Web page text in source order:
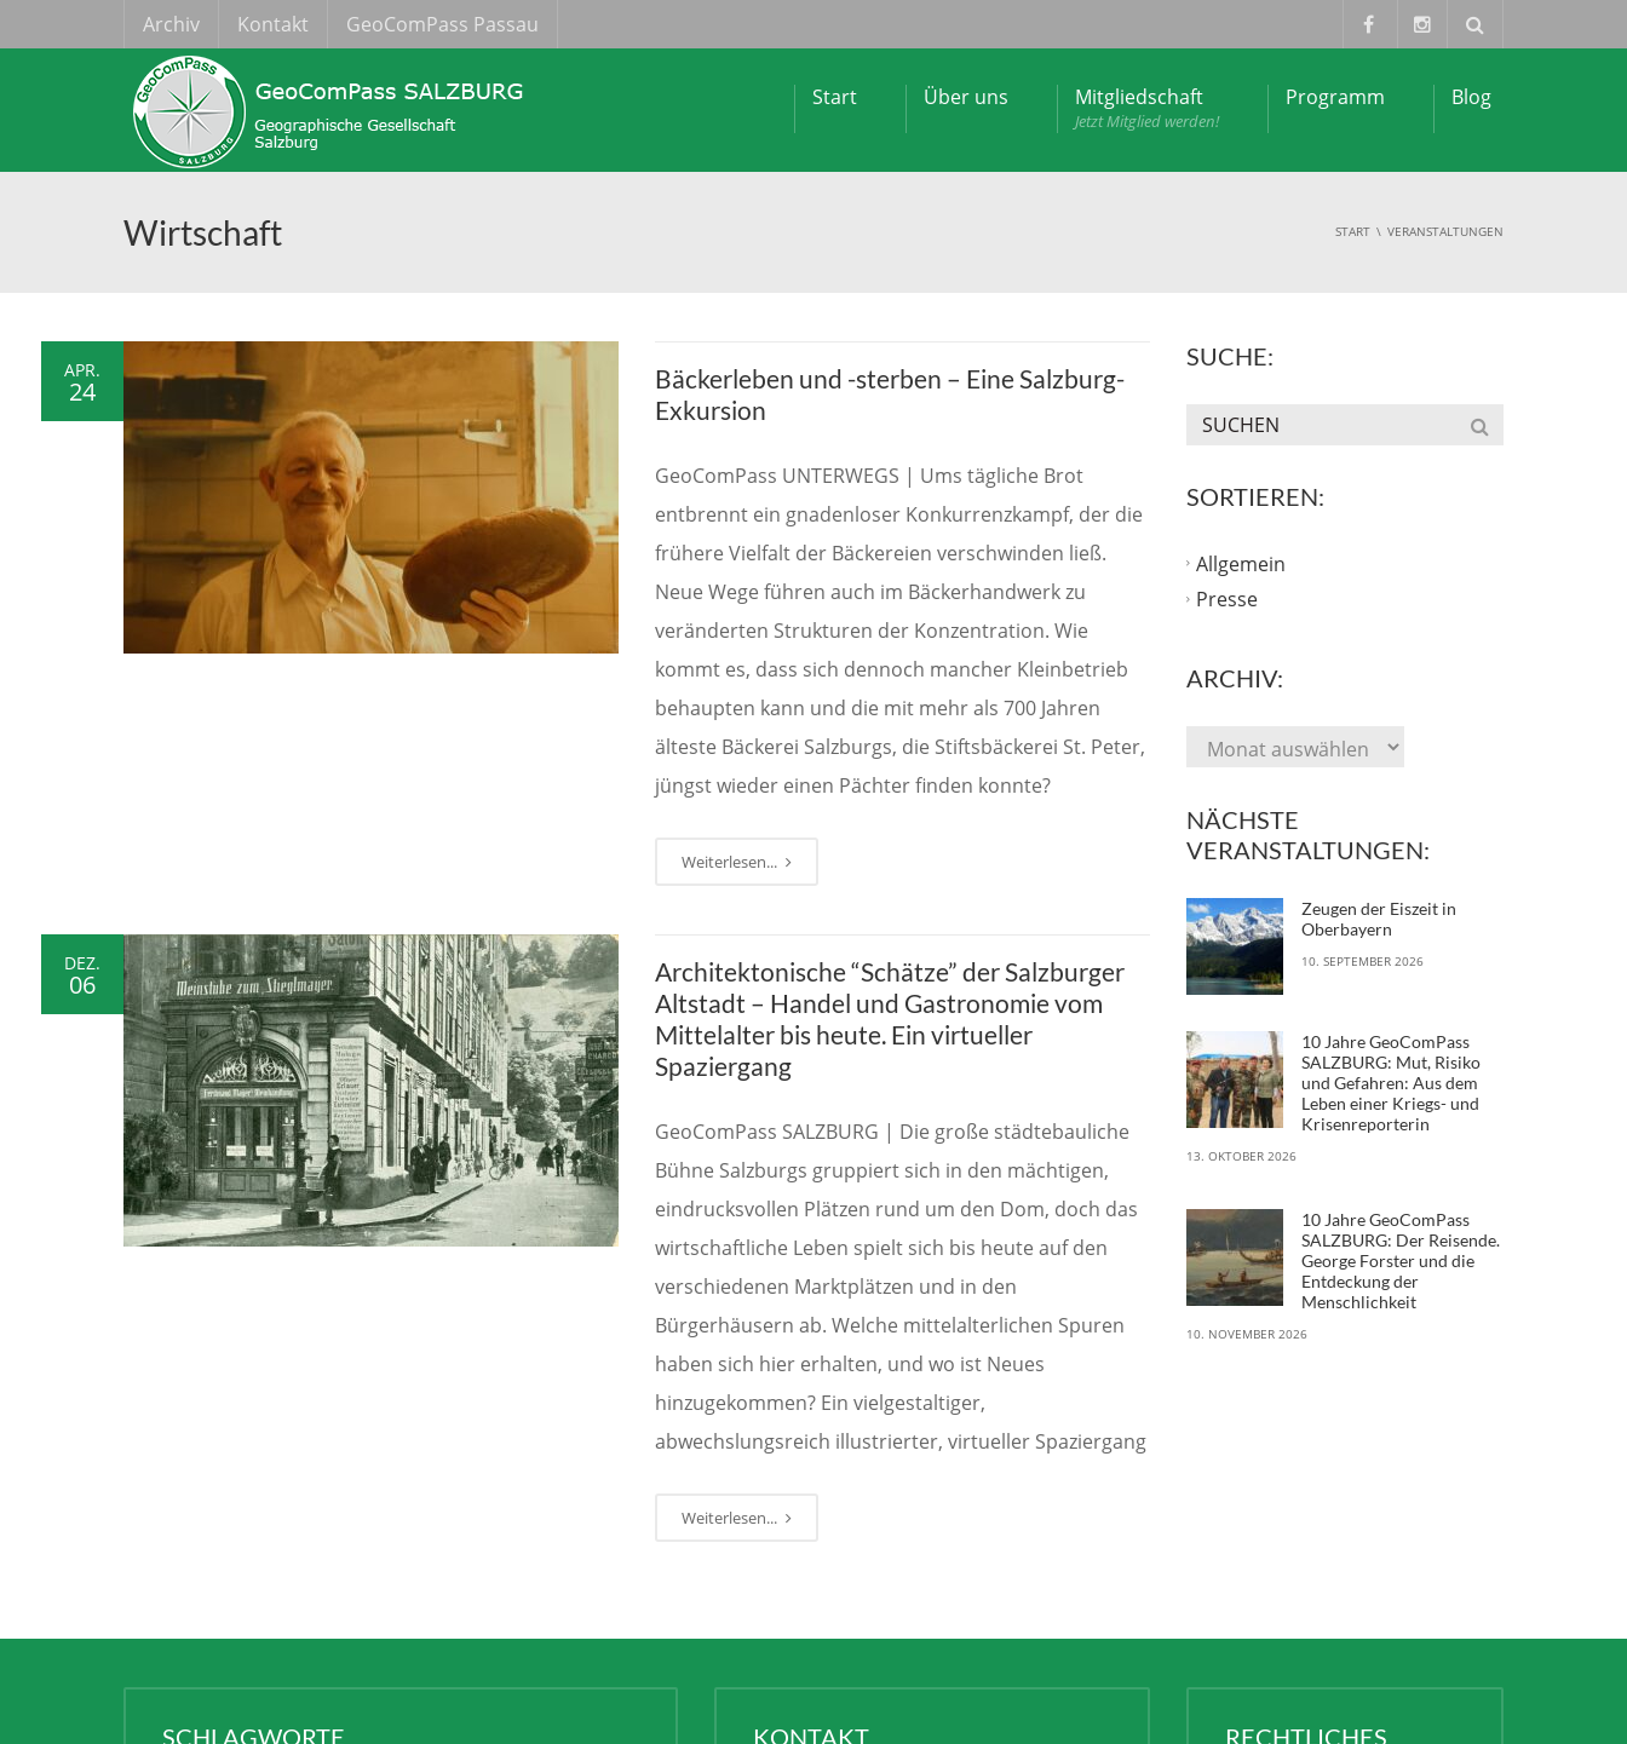
Archiv Kontakt GeoComPass Passau
Start Über uns Mitgliedschaft
Jetzt Mitglied werden!
Programm Blog
Wirtschaft START VERANSTALTUNGEN
APR.
24
Bäckerleben und -sterben – Eine Salzburg-
Exkursion
GeoComPass UNTERWEGS | Ums tägliche Brot
entbrennt ein gnadenloser Konkurrenzkampf, der die
frühere Vielfalt der Bäckereien verschwinden ließ.
Neue Wege führen auch im Bäckerhandwerk zu
veränderten Strukturen der Konzentration. Wie
kommt es, dass sich dennoch mancher Kleinbetrieb
behaupten kann und die mit mehr als 700 Jahren
älteste Bäckerei Salzburgs, die Stiftsbäckerei St. Peter,
jüngst wieder einen Pächter finden konnte?
Weiterlesen...
DEZ.
06
Architektonische “Schätze” der Salzburger
Altstadt – Handel und Gastronomie vom
Mittelalter bis heute. Ein virtueller
Spaziergang
GeoComPass SALZBURG | Die große städtebauliche
Bühne Salzburgs gruppiert sich in den mächtigen,
eindrucksvollen Plätzen rund um den Dom, doch das
wirtschaftliche Leben spielt sich bis heute auf den
verschiedenen Marktplätzen und in den
Bürgerhäusern ab. Welche mittelalterlichen Spuren
haben sich hier erhalten, und wo ist Neues
hinzugekommen? Ein vielgestaltiger,
abwechslungsreich illustrierter, virtueller Spaziergang
Weiterlesen...
SUCHE:
SORTIEREN:
Allgemein
Presse
ARCHIV:
NÄCHSTE
VERANSTALTUNGEN:
Zeugen der Eiszeit in
Oberbayern
10. SEPTEMBER 2026
10 Jahre GeoComPass
SALZBURG: Mut, Risiko
und Gefahren: Aus dem
Leben einer Kriegs- und
Krisenreporterin
13. OKTOBER 2026
10 Jahre GeoComPass
SALZBURG: Der Reisende.
George Forster und die
Entdeckung der
Menschlichkeit
10. NOVEMBER 2026
SCHLAGWORTE KONTAKT RECHTLICHES